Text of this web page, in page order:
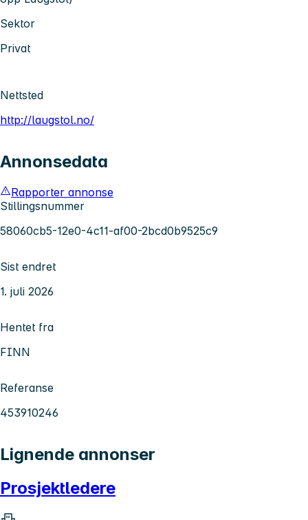
Sektor
Privat
Nettsted
http://laugstol.no/
Annonsedata
Rapporter annonse
Stillingsnummer
58060cb5-12e0-4c11-af00-2bcd0b9525c9
Sist endret
1. juli 2026
Hentet fra
FINN
Referanse
453910246
Lignende annonser
Prosjektledere